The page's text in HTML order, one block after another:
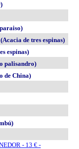
de tres espinas)
espinas)
palisandro)
de China)
- 13 € -